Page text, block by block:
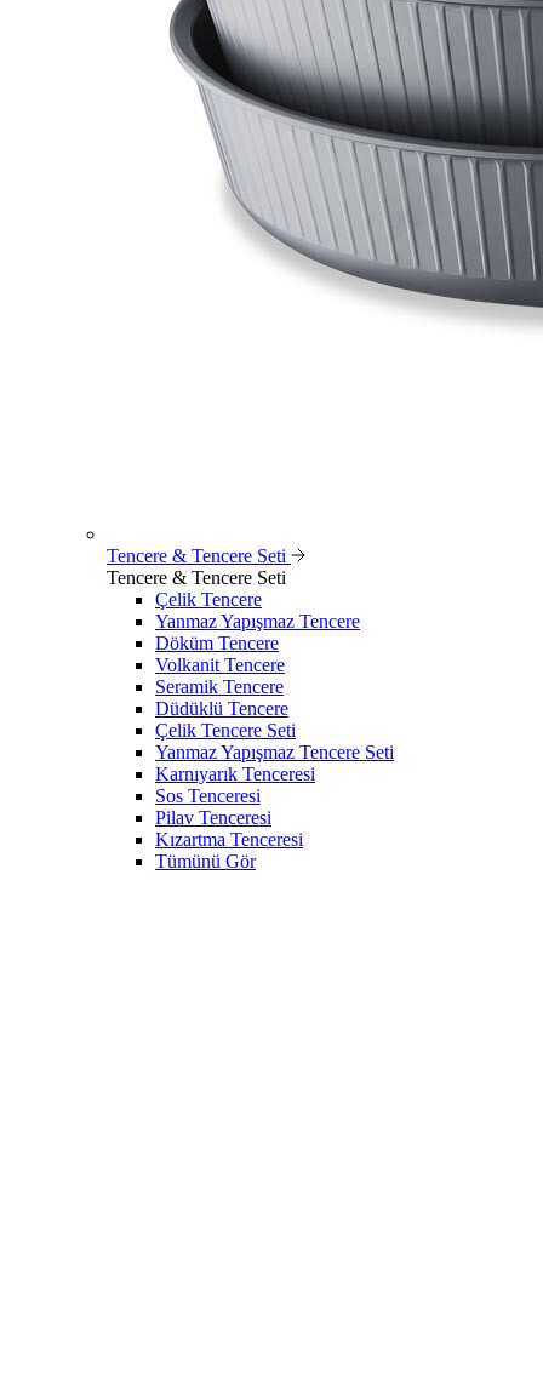
Tencere & Tencere Seti
Tencere & Tencere Seti
Çelik Tencere
Yanmaz Yapışmaz Tencere
Döküm Tencere
Volkanit Tencere
Seramik Tencere
Düdüklü Tencere
Çelik Tencere Seti
Yanmaz Yapışmaz Tencere Seti
Karnıyarık Tenceresi
Sos Tenceresi
Pilav Tenceresi
Kızartma Tenceresi
Tümünü Gör